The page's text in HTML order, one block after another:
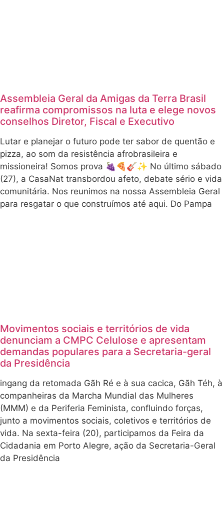
Assembleia Geral da Amigas da Terra Brasil
reafirma compromissos na luta e elege novos
conselhos Diretor, Fiscal e Executivo
Lutar e planejar o futuro pode ter sabor de quentão e
pizza, ao som da resistência afrobrasileira e
missioneira! Somos prova 🍇🍕🎸✨ No último sábado
(27), a CasaNat transbordou afeto, debate sério e vida
comunitária. Nos reunimos na nossa Assembleia Geral
para resgatar o que construímos até aqui. Do Pampa
Movimentos sociais e territórios de vida
denunciam a CMPC Celulose e apresentam
demandas populares para a Secretaria-geral
da Presidência
ingang da retomada Gãh Ré e à sua cacica, Gãh Téh, à
companheiras da Marcha Mundial das Mulheres
(MMM) e da Periferia Feminista, confluindo forças,
junto a movimentos sociais, coletivos e territórios de
vida. Na sexta-feira (20), participamos da Feira da
Cidadania em Porto Alegre, ação da Secretaria-Geral
da Presidência